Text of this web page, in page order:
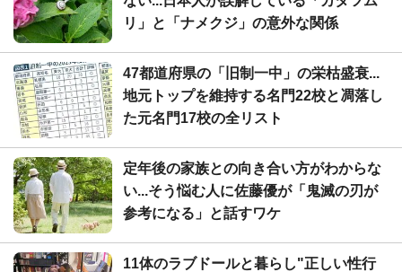
リ」と「ナメクジ」の意外な関係
47都道府県の「旧制一中」の栄枯盛衰...
地元トップを維持する名門22校と凋落し
た元名門17校の全リスト
定年後の家族との向き合い方がわからな
い...そう悩む人に佐藤優が「鬼滅の刃が
参考になる」と話すワケ
11体のラブドールと暮らし"正しい性行